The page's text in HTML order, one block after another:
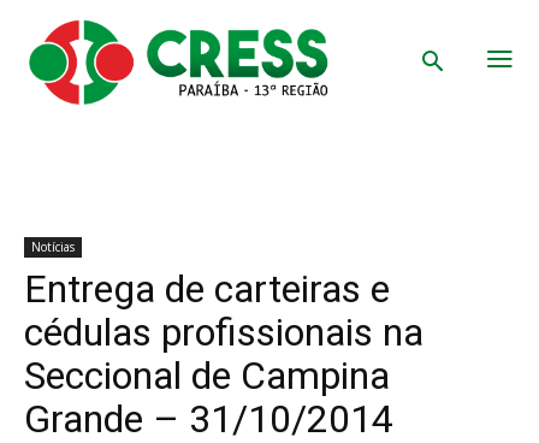
Notícias
Entrega de carteiras e
cédulas profissionais na
Seccional de Campina
Grande – 31/10/2014